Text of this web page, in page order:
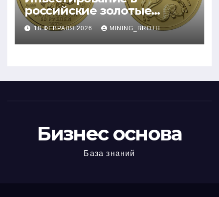
российские золотые
монеты: подробное
руководство
18 ФЕВРАЛЯ 2026 MINING_BROTH
Бизнес основа
База знаний